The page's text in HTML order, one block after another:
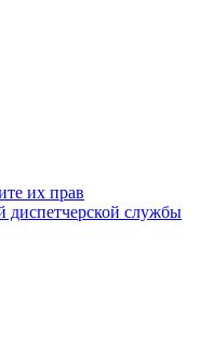
их прав
диспетчерской службы